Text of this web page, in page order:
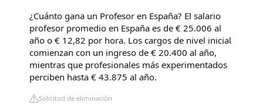
¿Cuánto gana un Profesor en España? El salario
profesor promedio en España es de € 25.006 al
año o € 12,82 por hora. Los cargos de nivel inicial
comienzan con un ingreso de € 20.400 al año,
mientras que profesionales más experimentados
perciben hasta € 43.875 al año.
Solicitud de eliminación